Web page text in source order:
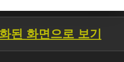
된 화면으로 보기